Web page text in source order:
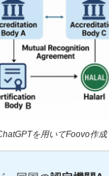
を用いてFoovo作成